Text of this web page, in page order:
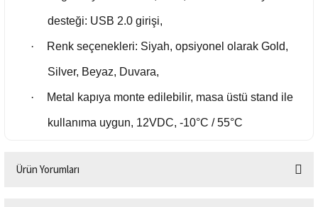
desteği: USB 2.0 girişi,
· Renk seçenekleri: Siyah, opsiyonel olarak Gold,
Silver, Beyaz, Duvara,
· Metal kapıya monte edilebilir, masa üstü stand ile
kullanıma uygun, 12VDC, -10°C / 55°C
Ürün Yorumları